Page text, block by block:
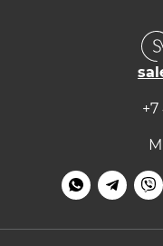
Лучшие вакууматоры
Вакуумные контейнеры
Камерные упаковщики